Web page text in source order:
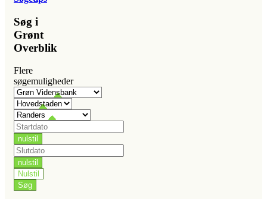
Søg i
Grønt
Overblik
Flere
søgemuligheder